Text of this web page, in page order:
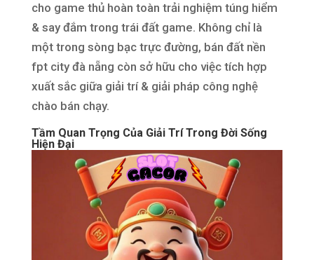
cho game thủ hoàn toàn trải nghiệm túng hiểm
& say đắm trong trái đất game. Không chỉ là
một trong sòng bạc trực đường, bán đất nền
fpt city đà nẵng còn sở hữu cho việc tích hợp
xuất sắc giữa giải trí & giải pháp công nghệ
chào bán chạy.
Tầm Quan Trọng Của Giải Trí Trong Đời Sống
Hiện Đại